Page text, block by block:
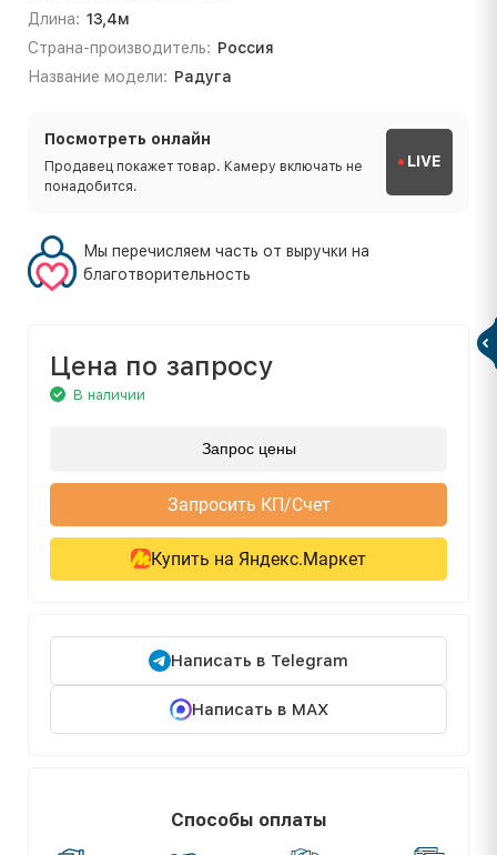
Длина: 13,4м
Страна-производитель: Россия
Название модели: Радуга
Посмотреть онлайн
Продавец покажет товар. Камеру включать не
понадобится.
LIVE
Мы перечисляем часть от выручки на
благотворительность
Цена по запросу
В наличии
Запрос цены
Запросить КП/Счет
Купить на Яндекс.Маркет
Написать в Telegram
Написать в MAX
Способы оплаты